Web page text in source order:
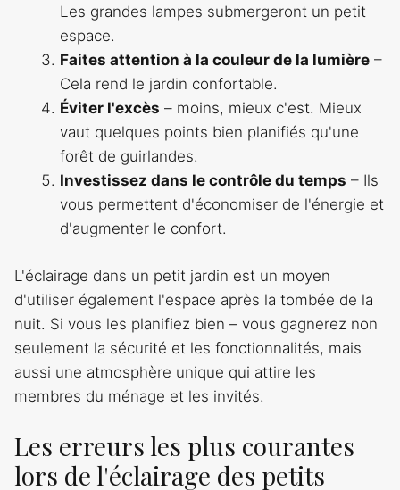
Les grandes lampes submergeront un petit
espace.
Faites attention à la couleur de la lumière –
Cela rend le jardin confortable.
Éviter l'excès – moins, mieux c'est. Mieux
vaut quelques points bien planifiés qu'une
forêt de guirlandes.
Investissez dans le contrôle du temps – Ils
vous permettent d'économiser de l'énergie et
d'augmenter le confort.
L'éclairage dans un petit jardin est un moyen
d'utiliser également l'espace après la tombée de la
nuit. Si vous les planifiez bien – vous gagnerez non
seulement la sécurité et les fonctionnalités, mais
aussi une atmosphère unique qui attire les
membres du ménage et les invités.
Les erreurs les plus courantes
lors de l'éclairage des petits